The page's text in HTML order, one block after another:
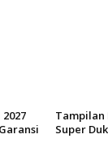
Tampilan
Super